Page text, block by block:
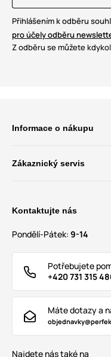
Přihlášením k odběru
pro účely odběru
Z odběru se můžete
Informace o nákupu
Zákaznický servis
Kontaktujte nás
Pondělí-Pátek: 9-14
Potřebujete
+420 731 315
Máte dotazy a
Najdete nás také na